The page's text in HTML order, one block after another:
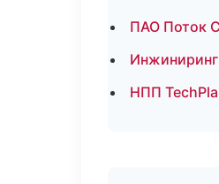
ПАО Поток
НПП